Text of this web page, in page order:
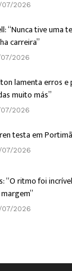
2026
“Nunca tive
carreira”
2026
lamenta erros e
muito más”
2026
testa em
2026
“O ritmo foi
2026